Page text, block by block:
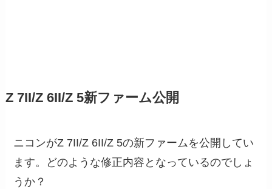
Z 7II/Z 6II/Z 5新ファーム公開
ニコンがZ 7II/Z 6II/Z 5の新ファームを公開してい
ます。どのような修正内容となっているのでしょ
うか？